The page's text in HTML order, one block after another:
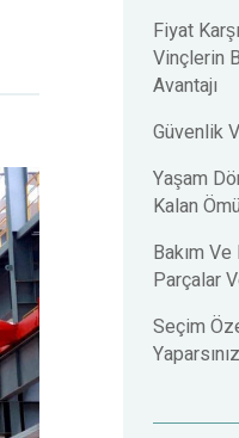
Fiyat
Vinçlerin
Avantajı
Güvenlik
Yaşam
Kalan
Bakım
Parçalar
Seçim